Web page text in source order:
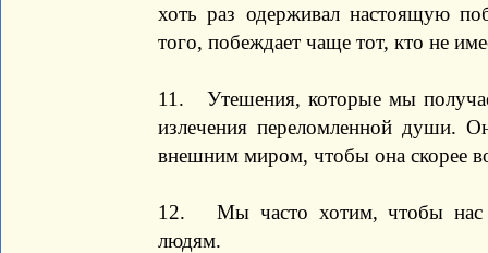
хоть раз одерживал настоящую
того, побеждает чаще тот, кто не
11. Утешения, которые мы
излечения переломленной души.
внешним миром, чтобы она скорее
12. Мы часто хотим, чтобы нас
людям.